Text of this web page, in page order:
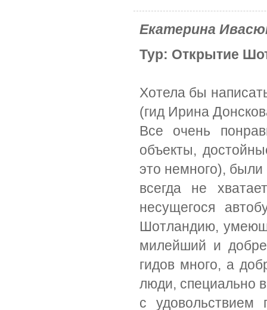
Екатерина
Тур: Открытие
Хотела бы
(гид Ирина
Все очень
объекты,
это немного), были
всегда не
несущегося
Шотландию,
милейший и
гидов много, а
люди, специально
с